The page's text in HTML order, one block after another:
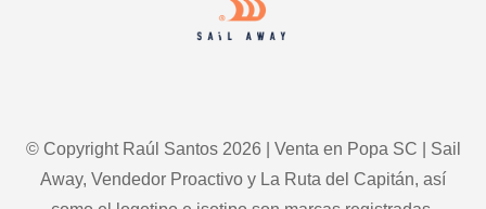
© Copyright Raúl Santos 2026 | Venta en Popa SC | Sail
Away, Vendedor Proactivo y La Ruta del Capitán, así